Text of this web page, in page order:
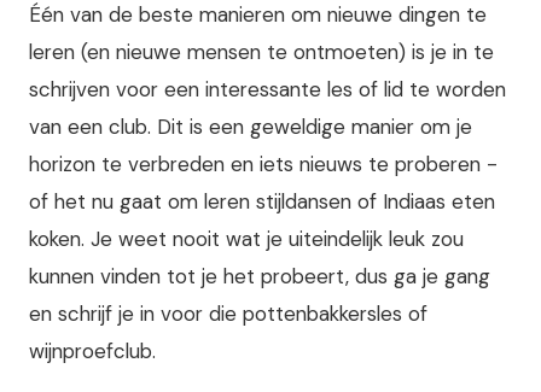
Één van de beste manieren om nieuwe dingen te
leren (en nieuwe mensen te ontmoeten) is je in te
schrijven voor een interessante les of lid te worden
van een club. Dit is een geweldige manier om je
horizon te verbreden en iets nieuws te proberen -
of het nu gaat om leren stijldansen of Indiaas eten
koken. Je weet nooit wat je uiteindelijk leuk zou
kunnen vinden tot je het probeert, dus ga je gang
en schrijf je in voor die pottenbakkersles of
wijnproefclub.